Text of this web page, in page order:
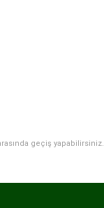
geçiş yapabilirsiniz.